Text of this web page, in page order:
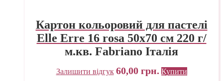
Картон кольоровий для пастелі
Elle Erre 16 rosa 50х70 см 220 г/
м.кв. Fabriano Італія
Залишити відгук 60,00 грн. Купити